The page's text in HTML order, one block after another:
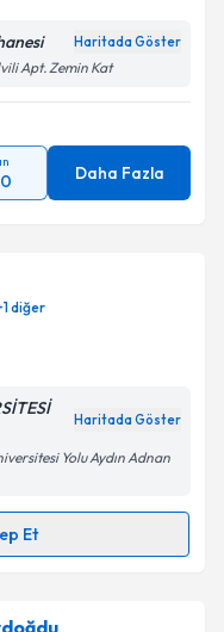
Haritada Göster
Apt. Zemin Kat
Daha Fazla
1diğer
Haritada Göster
Yolu Aydın Adnan
Et
takvimi talebi